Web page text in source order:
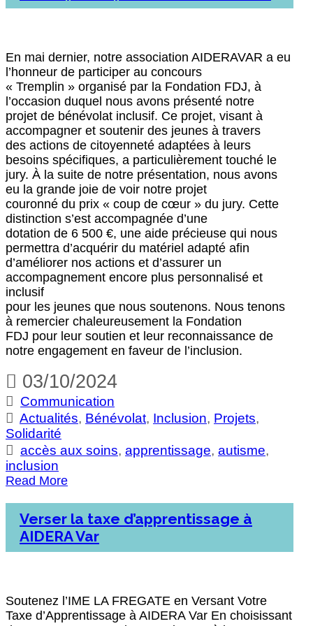
Soins & santé
Vous engager
Soutenir nos actions
Intégrer l’équipe des professionnels
Actualités
Actualités
Évènements
Faire un don
En mai dernier, notre association AIDERAVAR a eu
l’honneur de participer au concours
« Tremplin » organisé par la Fondation FDJ, à
l’occasion duquel nous avons présenté notre
projet de bénévolat inclusif. Ce projet, visant à
accompagner et soutenir des jeunes à travers
des actions de citoyenneté adaptées à leurs
besoins spécifiques, a particulièrement touché le
jury. À la suite de notre présentation, nous avons
eu la grande joie de voir notre projet
couronné du prix « coup de cœur » du jury. Cette
distinction s’est accompagnée d’une
dotation de 6 500 €, une aide précieuse qui nous
permettra d’acquérir du matériel adapté afin
d’améliorer nos actions et d’assurer un
accompagnement encore plus personnalisé et
inclusif
pour les jeunes que nous soutenons. Nous tenons
à remercier chaleureusement la Fondation
FDJ pour leur soutien et leur reconnaissance de
notre engagement en faveur de l’inclusion.
03/10/2024
Communication
Actualités, Bénévolat, Inclusion, Projets,
Solidarité
accès aux soins, apprentissage, autisme,
inclusion
Read More
Verser la taxe d’apprentissage à
AIDERA Var
Soutenez l’IME LA FREGATE en Versant Votre
Taxe d’Apprentissage à AIDERA Var En choisissant